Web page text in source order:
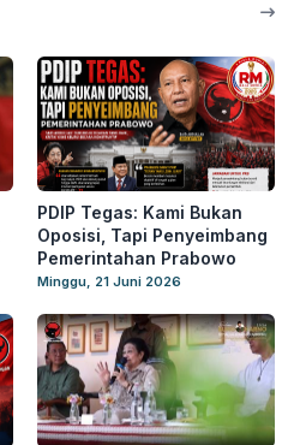
PDIP Tegas: Kami Bukan
Oposisi, Tapi Penyeimbang
Pemerintahan Prabowo
Minggu, 21 Juni 2026